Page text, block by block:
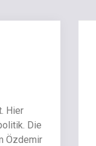
Hier
Die
Özdemir